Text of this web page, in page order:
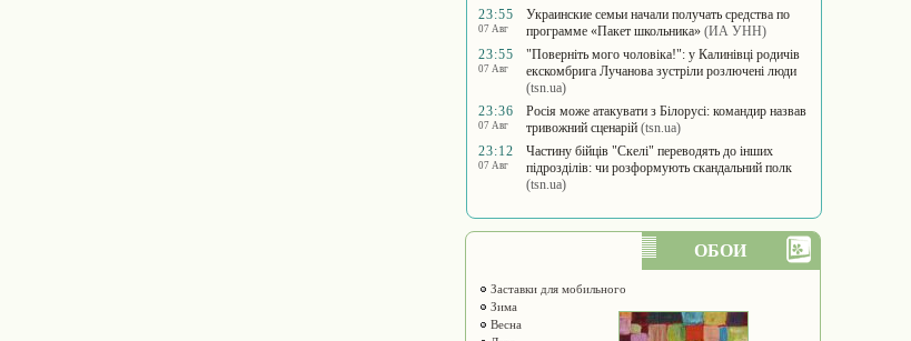
23:55
07 Авг
Украинские семьи начали получать средства по
программе «Пакет школьника» (ИА УНН)
23:55
07 Авг
"Поверніть мого чоловіка!": у Калинівці родичів
екскомбрига Лучанова зустріли розлючені люди
(tsn.ua)
23:36
07 Авг
Росія може атакувати з Білорусі: командир назвав
тривожний сценарій (tsn.ua)
23:12
07 Авг
Частину бійців "Скелі" переводять до інших
підрозділів: чи розформують скандальний полк
(tsn.ua)
ОБОИ
Заставки для мобильного
Зима
Весна